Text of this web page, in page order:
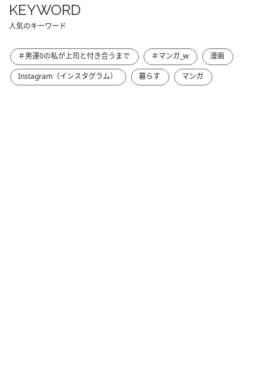
KEYWORD
人気のキーワード
＃男運0の私が上司と付き合うまで ＃マンガ_w
漫画
Instagram（インスタグラム）
暮らす マンガ